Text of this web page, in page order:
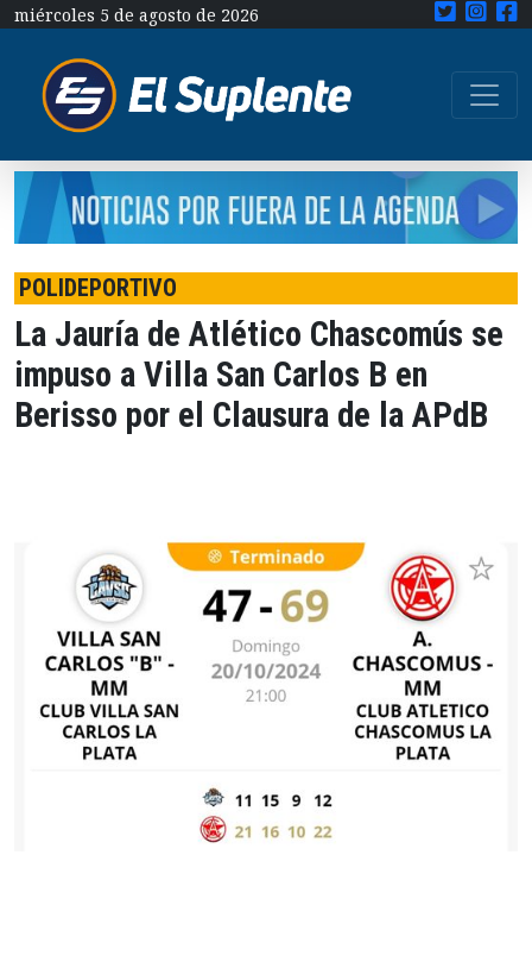
miércoles 5 de agosto de 2026
POLIDEPORTIVO
La Jauría de Atlético Chascomús se
impuso a Villa San Carlos B en
Berisso por el Clausura de la APdB